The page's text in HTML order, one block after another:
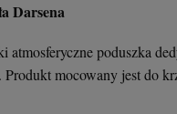
Darsena
atmosferyczne poduszka
Produkt mocowany jest do